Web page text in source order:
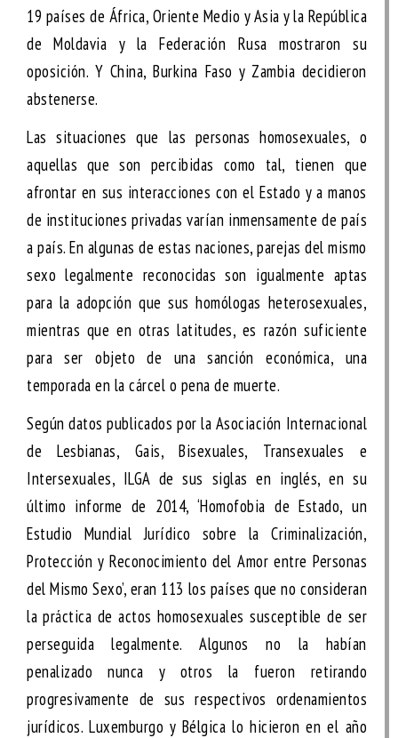
19 países de África, Oriente Medio y Asia y la República
de Moldavia y la Federación Rusa mostraron su
oposición. Y China, Burkina Faso y Zambia decidieron
abstenerse.
Las situaciones que las personas homosexuales, o
aquellas que son percibidas como tal, tienen que
afrontar en sus interacciones con el Estado y a manos
de instituciones privadas varían inmensamente de país
a país. En algunas de estas naciones, parejas del mismo
sexo legalmente reconocidas son igualmente aptas
para la adopción que sus homólogas heterosexuales,
mientras que en otras latitudes, es razón suficiente
para ser objeto de una sanción económica, una
temporada en la cárcel o pena de muerte.
Según datos publicados por la Asociación Internacional
de Lesbianas, Gais, Bisexuales, Transexuales e
Intersexuales, ILGA de sus siglas en inglés, en su
último informe de 2014, ‘Homofobia de Estado, un
Estudio Mundial Jurídico sobre la Criminalización,
Protección y Reconocimiento del Amor entre Personas
del Mismo Sexo’, eran 113 los países que no consideran
la práctica de actos homosexuales susceptible de ser
perseguida legalmente. Algunos no la habían
penalizado nunca y otros la fueron retirando
progresivamente de sus respectivos ordenamientos
jurídicos. Luxemburgo y Bélgica lo hicieron en el año